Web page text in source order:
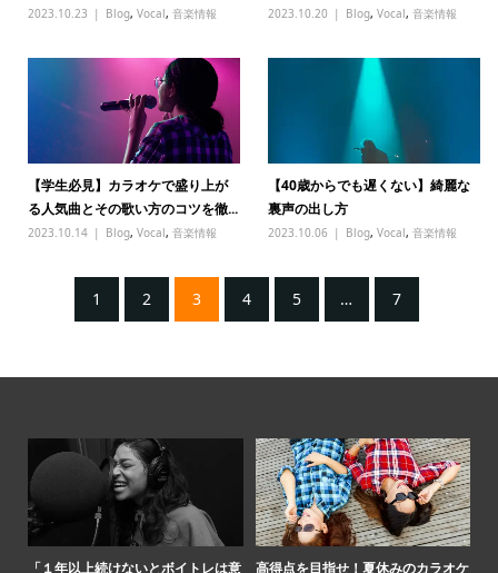
2023.10.23 Blog, Vocal, 音楽情報 2023.10.20 Blog,Vocal,音楽情報
【学生必見】カラオケで盛り上が
る人気曲とその歌い方のコツを徹...
2023.10.14 Blog, Vocal, 音楽情報
【40歳からでも遅くない】綺麗な
裏声の出し方
2023.10.06 Blog,Vocal,音楽情報
1 2 3 4 5 … 7
「１年以上続けないとボイトレは意
高得点を目指せ！夏休みのカラオケ